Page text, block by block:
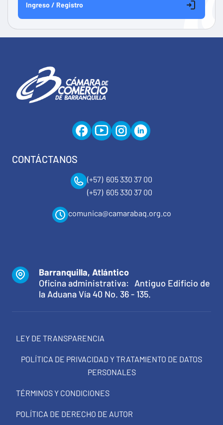
Ingreso / Registro
CONTÁCTANOS
(+57) 605 330 37 00
(+57) 605 330 37 00
comunica@camarabaq.org.co
Barranquilla, Atlántico
Oficina administrativa: Antiguo Edificio de
la Aduana Vía 40 No. 36 - 135.
LEY DE TRANSPARENCIA
POLÍTICA DE PRIVACIDAD Y TRATAMIENTO DE DATOS
PERSONALES
TÉRMINOS Y CONDICIONES
POLÍTICA DE DERECHO DE AUTOR